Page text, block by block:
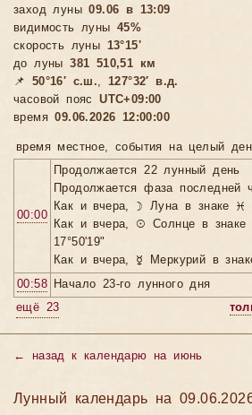
заход луны09.06 в 13:09
видимость луны 45%
скорость луны 13°15'
до луны381 510,51 км
📌 50°16′ с.ш.,127°32′ в.д.
часовой поясUTC+09:00
время09.06.2026 12:00:00
время местное, cобытия на целый
00:00
Продолжается 22 лунный день
Продолжается фаза последней
Как и вчера, ☽ Луна в знаке ♓
Как и вчера, ☉ Солнце в знаке
17°50'19"
Как и вчера, ☿ Меркурий в
00:58 Начало 23-го лунного дня
ещё 23
← назад к календарю на июнь
Лунный календарь на